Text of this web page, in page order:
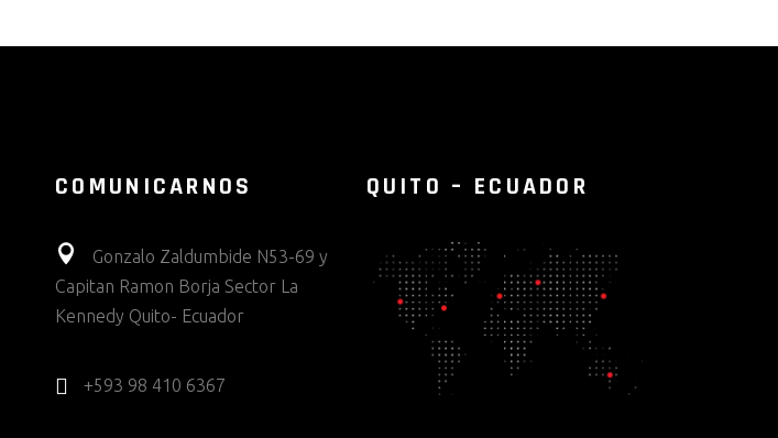
COMUNICARNOS
Gonzalo Zaldumbide N53-69 y
Capitan Ramon Borja Sector La
Kennedy Quito- Ecuador
+593 98 410 6367
QUITO – ECUADOR